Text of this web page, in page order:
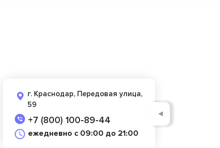
г. Краснодар, Передовая улица,
59
+7 (800) 100-89-44
ежедневно с 09:00 до 21:00
◄